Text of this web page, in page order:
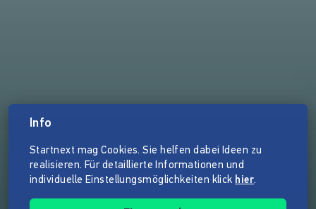
Info
Startnext mag Cookies. Sie helfen dabei Ideen zu
realisieren. Für detaillierte Informationen und
individuelle Einstellungsmöglichkeiten klick hier.